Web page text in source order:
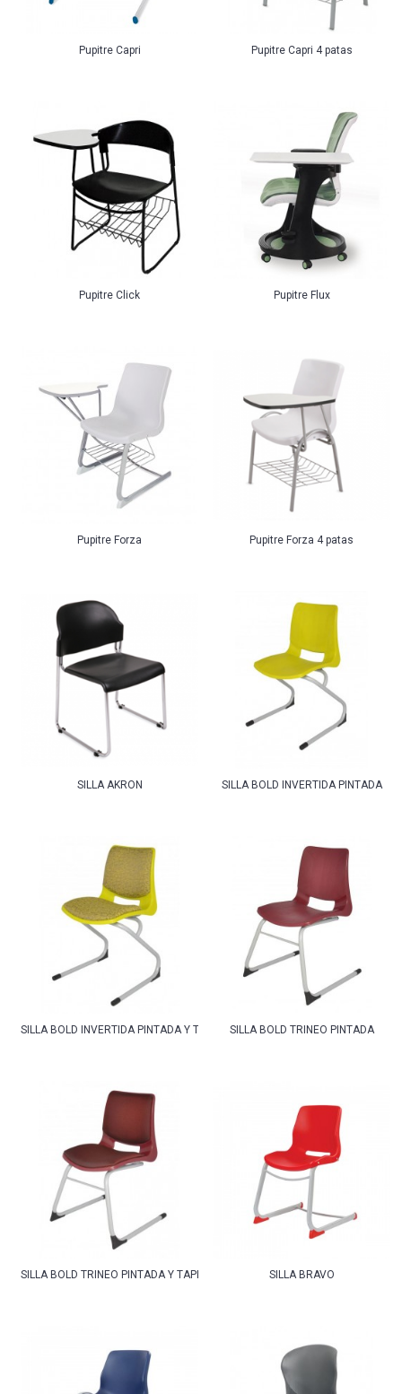
Pupitre Capri Pupitre Capri 4 patas
Pupitre Click Pupitre Flux
Pupitre Forza Pupitre Forza 4 patas
SILLA AKRON SILLA BOLD INVERTIDA PINTADA
SILLA BOLD INVERTIDA PINTADA Y TAPIZADASILLA BOLD TRINEO PINTADA
SILLA BOLD TRINEO PINTADA Y TAPIZADA SILLA BRAVO